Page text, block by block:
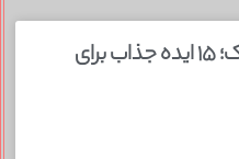
انگشتر سنگی مردانه شیک؛ ۱۵ ایده جذاب برای